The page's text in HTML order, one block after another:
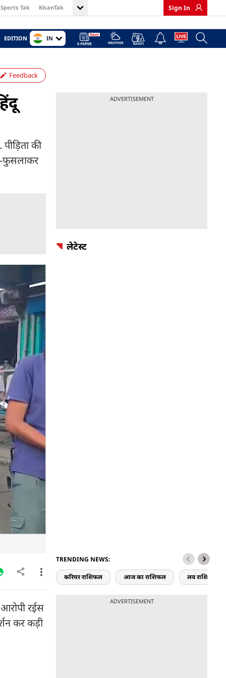
Sports Tak KisanTak Sign In
EDITION IN
Feedback
की
फुसलाकर
रईस
कर कड़ी
ADVERTISEMENT
लेटेस्ट
TRENDING NEWS:
करियर राशिफल आज का राशिफल लव राशिफल
ADVERTISEMENT